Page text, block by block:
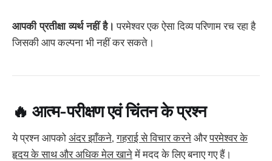
आपकी प्रतीक्षा व्यर्थ नहीं है। परमेश्वर एक ऐसा दिव्य परिणाम रच रहा है
जिसकी आप कल्पना भी नहीं कर सकते।
🔥 आत्म-परीक्षण एवं चिंतन के प्रश्न
ये प्रश्न आपकोअंदर झाँकने,गहराई से विचार करनेऔरपरमेश्वर के
हृदय के साथ और अधिक मेल खानेमें मदद के लिए बनाए गए हैं।